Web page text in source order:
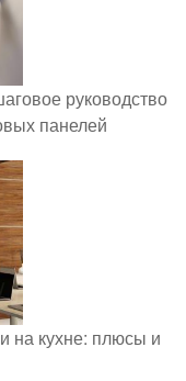
руководство
панелей
на кухне: плюсы и